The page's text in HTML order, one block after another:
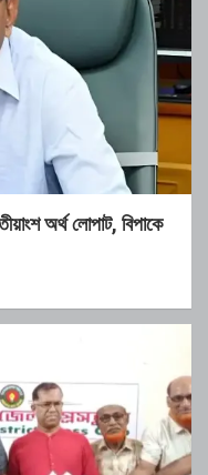
অর্থ লোপাট, বিপাকে